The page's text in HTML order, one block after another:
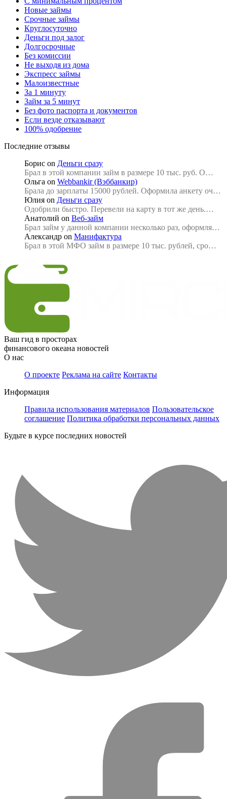
Новые займы
Срочные займы
Круглосуточно
Деньги под залог
Долгосрочные
Без комиссии
Не выходя из дома
Экспресс займы
Малоизвестные
За 1 минуту
Займ за 5 минут
Без фото паспорта и документов
Если везде отказывают
100% одобрение
Последние отзывы
Борис on Деньги сразу
Брал в этой компании займ в размере 10 тыс. руб. О…
Ольга on Webbankir (Вэббанкир)
Брала до зарплаты 15000 рублей. Оформила анкету оч…
Юлия on Деньги сразу
Одобрили быстро. Перевели на карту в тот же день.…
Анатолий on Веб-займ
Брал займ у данной компании несколько раз, оформля…
Александр on Манифактура
Брал в этой МФО займ в размере 10 тыс. рублей, сро…
Ваш гид в просторах
финансового океана новостей
О нас
О проекте Реклама на сайте Контакты
Информация
Правила использования материалов Пользовательское
соглашение Политика обработки персональных данных
Будьте в курсе последних новостей